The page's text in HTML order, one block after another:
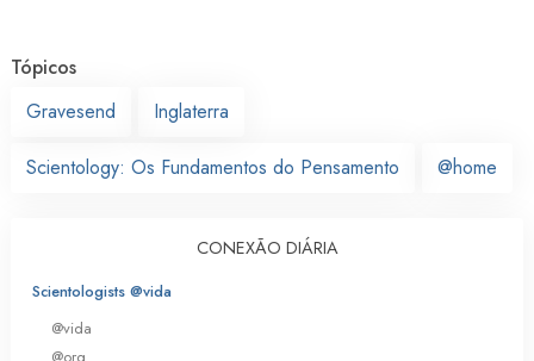
Tópicos
Gravesend
Inglaterra
Scientology: Os Fundamentos do Pensamento @home
CONEXÃO DIÁRIA
Scientologists @vida
@vida